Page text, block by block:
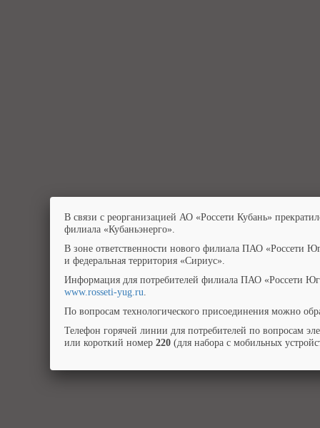
В связи с реорганизацией АО «Россети Кубань»
филиала «Кубаньэнерго».
В зоне ответственности нового филиала ПАО «Россети
и федеральная территория «Сириус».
Информация для потребителей филиала ПАО «Россети
www.rosseti-yug.ru.
По вопросам технологического присоединения можно
Телефон горячей линии для потребителей по вопросам
или короткий номер 220 (для набора с мобильных